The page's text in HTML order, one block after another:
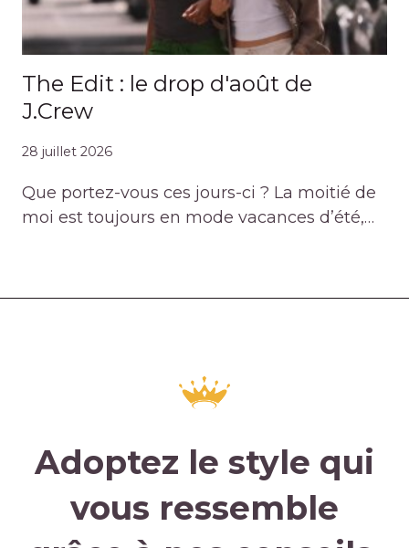
The Edit : le drop d'août de
J.Crew
28 juillet 2026
Que portez-vous ces jours-ci ? La moitié de
moi est toujours en mode vacances d’été,…
Adoptez le style qui
vous ressemble